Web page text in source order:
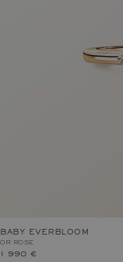
BABY EVERBLOOM
OR ROSE
1 990 €